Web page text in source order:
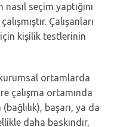
seçim yaptığını
Çalışanları
kişilik testlerinin
ortamlarda
çalışma ortamında
başarı, ya da
daha baskındır,